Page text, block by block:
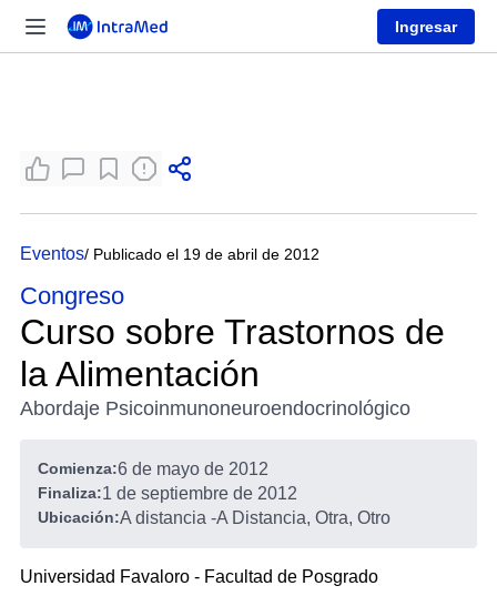
Ingresar
Eventos/ Publicado el 19 de abril de 2012
Congreso
Curso sobre Trastornos de
la Alimentación
Abordaje Psicoinmunoneuroendocrinológico
Comienza:6 de mayo de 2012
Finaliza:1 de septiembre de 2012
Ubicación:A distancia -A Distancia, Otra, Otro
Universidad Favaloro - Facultad de Posgrado